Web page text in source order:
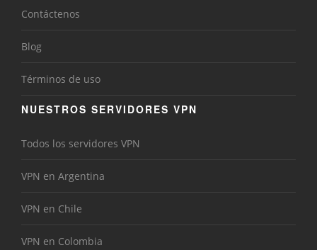
Contáctenos
Blog
Términos de uso
NUESTROS SERVIDORES VPN
Todos los servidores VPN
VPN en Argentina
VPN en Chile
VPN en Colombia